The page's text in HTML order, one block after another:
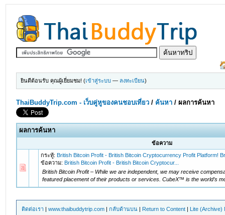
ยินดีต้อนรับ คุณผู้เยี่ยมชม! (เข้าสู่ระบบ — ลงทะเบียน)
ThaiBuddyTrip.com - เว็บคู่หูของคนชอบเที่ยว / ค้นหา /ผลการค้นหา
ผลการค้นหา
ข้อความ
กระทู้:British Bitcoin Profit - British Bitcoin Cryptocurrency Profit Platform!
ข้อความ:British Bitcoin Profit - British Bitcoin Cryptocur...
British Bitcoin Profit – While we are independent, we may receive
featured placement of their products or services. CubeX™ is the world’s
ติดต่อเรา |www.thaibuddytrip.com |กลับด้านบน | Return to Content | Lite (Archive)